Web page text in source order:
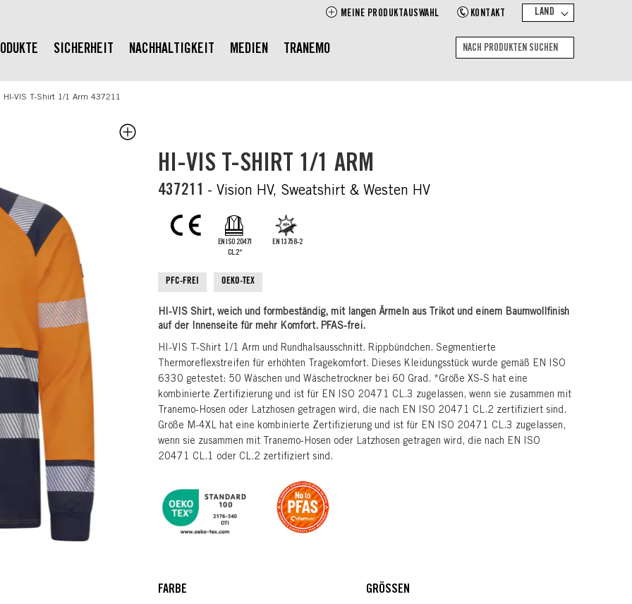
MEINE PRODUKTAUSWAHL KONTAKT LAND
SICHERHEIT NACHHALTIGKEIT MEDIEN TRANEMO
HI-VIS T-Shirt 1/1 Arm 437211
HI-VIS T-SHIRT 1/1 ARM
437211 - Vision HV, Sweatshirt & Westen HV
EN ISO 20471
CL.2*
EN 13758-2
PFC-FREI OEKO-TEX
HI-VIS Shirt, weich und formbeständig, mit langen Ärmeln aus Trikot und einem Baumwollfinish
auf der Innenseite für mehr Komfort. PFAS-frei.
HI-VIS T-Shirt 1/1 Arm und Rundhalsausschnitt. Rippbündchen. Segmentierte
Thermoreflexstreifen für erhöhten Tragekomfort. Dieses Kleidungsstück wurde gemäß EN ISO
6330 getestet: 50 Wäschen und Wäschetrockner bei 60 Grad. *Größe XS-S hat eine
kombinierte Zertifizierung und ist für EN ISO 20471 CL.3 zugelassen, wenn sie zusammen mit
Tranemo-Hosen oder Latzhosen getragen wird, die nach EN ISO 20471 CL.2 zertifiziert sind.
Größe M-4XL hat eine kombinierte Zertifizierung und ist für EN ISO 20471 CL.3 zugelassen,
wenn sie zusammen mit Tranemo-Hosen oder Latzhosen getragen wird, die nach EN ISO
20471 CL.1 oder CL.2 zertifiziert sind.
FARBE GRÖSSEN